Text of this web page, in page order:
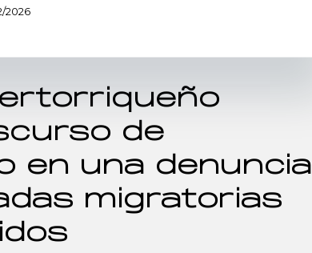
2026
de
en una denuncia
migratorias